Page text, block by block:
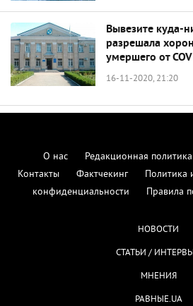
Вывезите куда-
разрешала
умершего от
16-11-2020, 21:20
О нас Редакционная политика
Контакты
Фактчекинг Политика
конфиденциальности
Правила
НОВОСТИ
СТАТЬИ /
МНЕНИЯ
РАВНЫЕ.UA